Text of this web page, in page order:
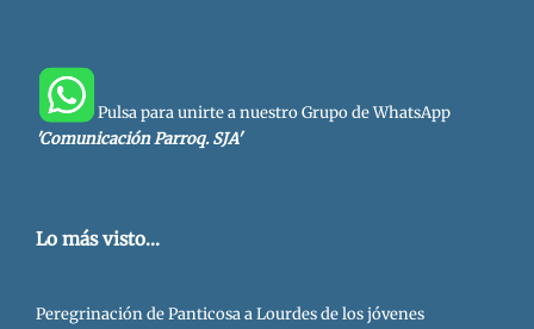
Pulsa para unirte a nuestro Grupo de WhatsApp
'Comunicación Parroq. SJA'
Lo más visto...
Peregrinación de Panticosa a Lourdes de los jóvenes